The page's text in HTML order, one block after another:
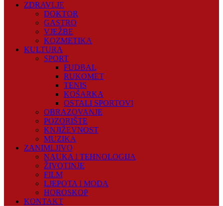
ZDRAVLJE
DOKTOR
GASTRO
VJEŽBE
KOZMETIKA
KULTURA
SPORT
FUDBAL
RUKOMET
TENIS
KOŠARKA
OSTALI SPORTOVI
OBRAZOVANJE
POZORIŠTE
KNJIŽEVNOST
MUZIKA
ZANIMLJIVO
NAUKA I TEHNOLOGIJA
ŽIVOTINJE
FILM
LJEPOTA I MODA
HOROSKOP
KONTAKT